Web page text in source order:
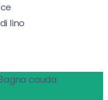
lino
cauda